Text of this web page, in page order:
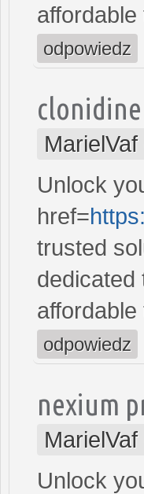
odpowiedz
Unlock
href=
trusted
dedicated
odpowiedz
nexium
Unlock